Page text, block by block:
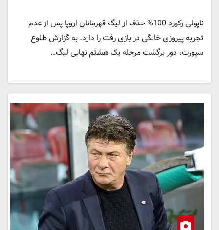
ناپولی رکورد 100% حذف از لیگ قهرمانان اروپا پس از عدم
تجربه پیروزی خانگی در بازی رفت را دارد. به گزارش طلوع
سپورت، دور برگشت مرحله یک هشتم نهایی لیگ…